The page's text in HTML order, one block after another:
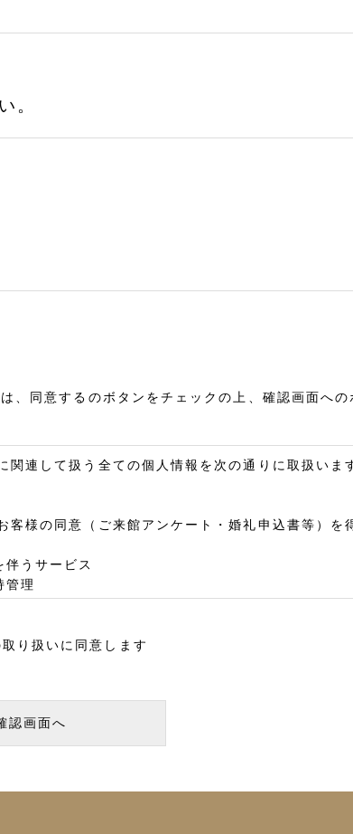
。
、同意するのボタンをチェックの上、確認画面への
連して扱う全ての個人情報を次の通りに取扱いま
様の同意（ご来館アンケート・婚礼申込書等）を
うサービス
理
ビス
や業務遂行上必要な範囲においてお客様の同意を
り扱いに同意します